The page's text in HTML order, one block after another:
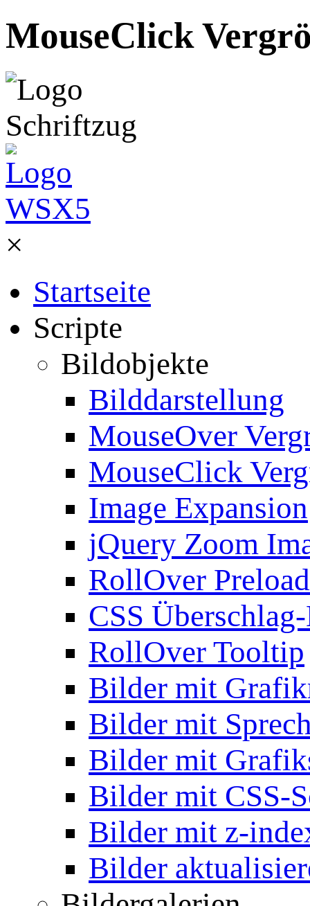
MouseClick
×
Startseite
Scripte
Bildobjekte
Bilddarstellung
MouseOver
MouseClick
Image Expansion
jQuery Zoom
RollOver Preload
CSS
RollOver Tooltip
Bilder mit
Bilder mit
Bilder mit
Bilder mit CSS-
Bilder mit z-
Bilder